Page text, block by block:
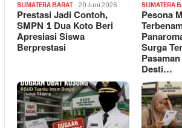
SUMATERA BARAT 20 Juni 2026
Prestasi Jadi Contoh,
SMPN 1 Dua Koto Beri
Apresiasi Siswa
Berprestasi
SUMATERA
Pesona
Surga
Desti…